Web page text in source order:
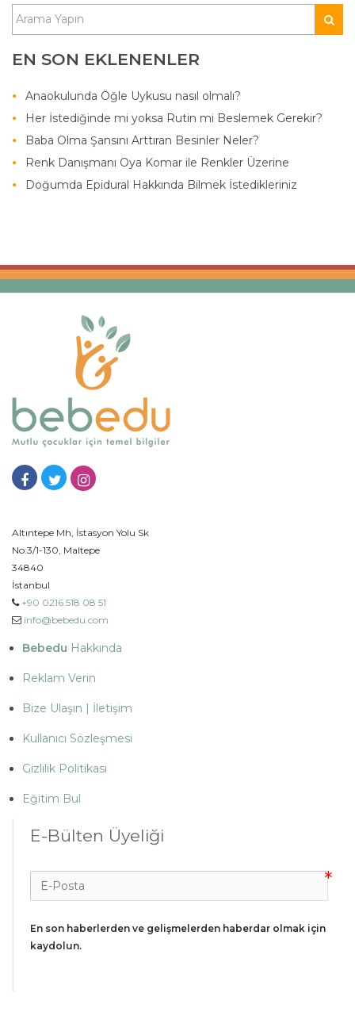
EN SON EKLENENLER
Anaokulunda Öğle Uykusu nasıl olmalı?
Her İstediğinde mi yoksa Rutin mi Beslemek Gerekir?
Baba Olma Şansını Arttıran Besinler Neler?
Renk Danışmanı Oya Komar ile Renkler Üzerine
Doğumda Epidural Hakkında Bilmek İstedikleriniz
Altıntepe Mh, İstasyon Yolu Sk
No:3/1-130, Maltepe
34840
İstanbul
+90 0216 518 08 51
info@bebedu.com
Bebedu Hakkında
Reklam Verin
Bize Ulaşın | İletişim
Kullanıcı Sözleşmesi
Gizlilik Politikası
Eğitim Bul
E-Bülten Üyeliği
En son haberlerden ve gelişmelerden haberdar olmak için
kaydolun.